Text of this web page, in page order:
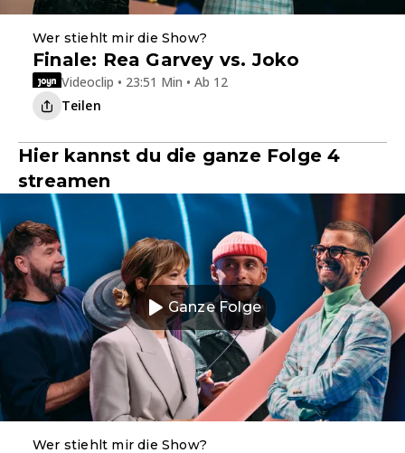
Wer stiehlt mir die Show?
Finale: Rea Garvey vs. Joko
Videoclip • 23:51 Min • Ab 12
Teilen
Hier kannst du die ganze Folge 4
streamen
Ganze Folge
Wer stiehlt mir die Show?